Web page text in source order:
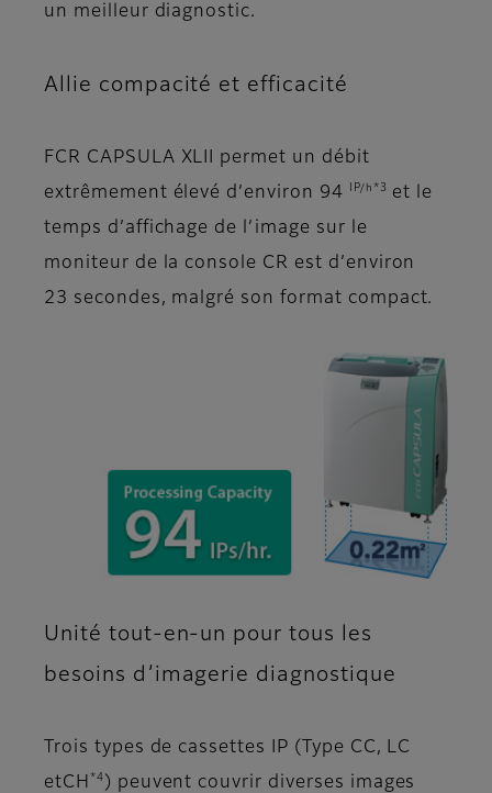
un meilleur diagnostic.
Allie compacité et efficacité
FCR CAPSULA XLII permet un débit
extrêmement élevé d’environ 94
IP/h*3
et le
temps d’affichage de l’image sur le
moniteur de la console CR est d’environ
23 secondes, malgré son format compact.
Unité tout-en-un pour tous les
besoins d’imagerie diagnostique
Trois types de cassettes IP (Type CC, LC
etCH *4 ) peuvent couvrir diverses images